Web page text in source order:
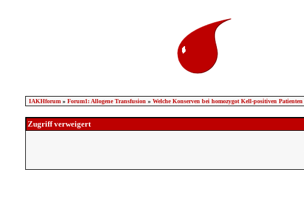
IAKHforum» Forum1: Allogene Transfusion » Welche Konserven bei homozygot Kell-positiven Patienten
Zugriff verweigert